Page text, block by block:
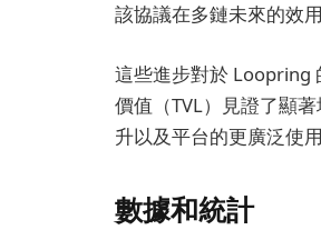
該協議在多鏈未來的效
這些進步對於 Loopring
價值（TVL）見證了顯
升以及平台的更廣泛使
數據和統計